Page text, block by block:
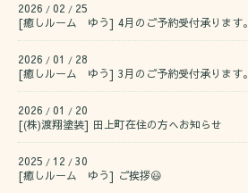
2026 / 02 / 25
[癒しルーム ゆう] 4月のご予約受付承ります。
2026 / 01 / 28
[癒しルーム ゆう] 3月のご予約受付承ります。
2026 / 01 / 20
[(株)渡翔塗装] 田上町在住の方へお知らせ
2025 / 12 / 30
[癒しルーム ゆう] ご挨拶😃